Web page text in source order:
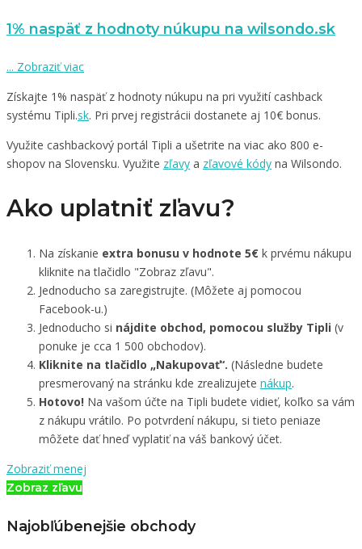
1% naspäť z hodnoty núkupu na wilsondo.sk
... Zobraziť viac
Získajte 1% naspäť z hodnoty núkupu na pri využití cashback
systému Tipli.sk. Pri prvej registrácii dostanete aj 10€ bonus.
Využite cashbackový portál Tipli a ušetrite na viac ako 800 e-
shopov na Slovensku. Využite zľavy a zľavové kódy na Wilsondo.
Ako uplatniť zľavu?
Na získanie extra bonusu v hodnote 5€ k prvému nákupu
kliknite na tlačidlo "Zobraz zľavu".
Jednoducho sa zaregistrujte. (Môžete aj pomocou
Facebook-u.)
Jednoducho si nájdite obchod, pomocou služby Tipli (v
ponuke je cca 1 500 obchodov).
Kliknite na tlačidlo „Nakupovať“. (Následne budete
presmerovaný na stránku kde zrealizujete nákup.
Hotovo! Na vašom účte na Tipli budete vidieť, koľko sa vám
z nákupu vrátilo. Po potvrdení nákupu, si tieto peniaze
môžete dať hneď vyplatiť na váš bankový účet.
Zobraziť menej
Zobraz zľavu
Najobľúbenejšie obchody